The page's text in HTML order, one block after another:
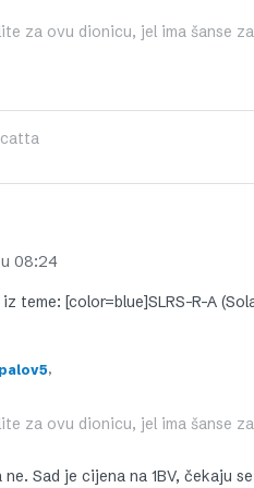
za ovu dionicu, jel ima šanse
08:24
teme: [color=blue]SLRS-R-A
,
za ovu dionicu, jel ima šanse
ne. Sad je cijena na 1BV, čekaju